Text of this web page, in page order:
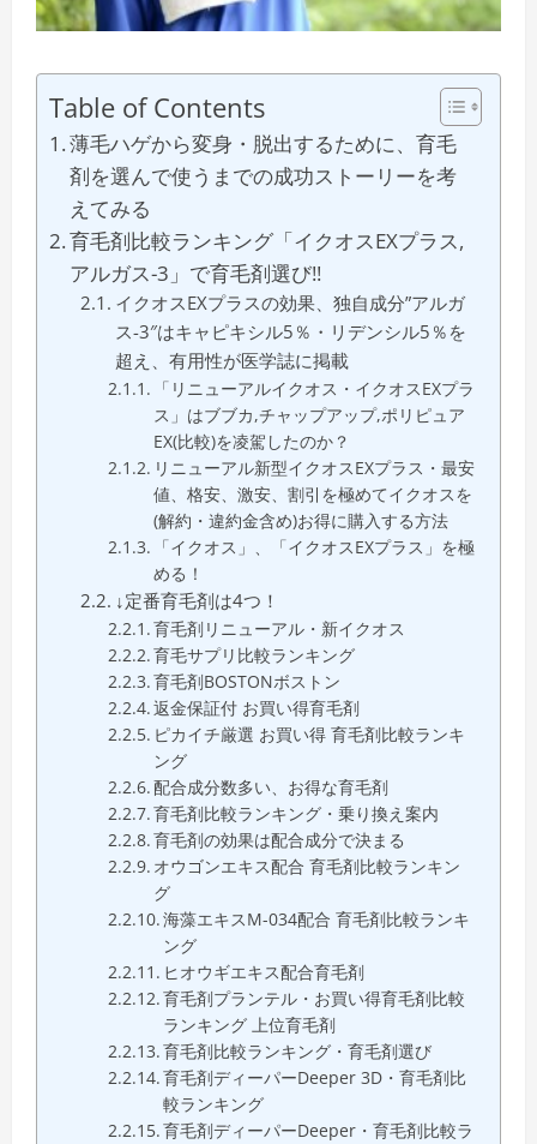
Table of Contents
薄毛ハゲから変身・脱出するために、育毛
剤を選んで使うまでの成功ストーリーを考
えてみる
育毛剤比較ランキング「イクオスEXプラス,
アルガス-3」で育毛剤選び!!
イクオスEXプラスの効果、独自成分”アルガ
ス-3″はキャピキシル5％・リデンシル5％を
超え、有用性が医学誌に掲載
「リニューアルイクオス・イクオスEXプラ
ス」はブブカ,チャップアップ,ポリピュア
EX(比較)を凌駕したのか？
リニューアル新型イクオスEXプラス・最安
値、格安、激安、割引を極めてイクオスを
(解約・違約金含め)お得に購入する方法
「イクオス」、「イクオスEXプラス」を極
める！
↓定番育毛剤は4つ！
育毛剤リニューアル・新イクオス
育毛サプリ比較ランキング
育毛剤BOSTONボストン
返金保証付 お買い得育毛剤
ピカイチ厳選 お買い得 育毛剤比較ランキ
ング
配合成分数多い、お得な育毛剤
育毛剤比較ランキング・乗り換え案内
育毛剤の効果は配合成分で決まる
オウゴンエキス配合 育毛剤比較ランキン
グ
海藻エキスM-034配合 育毛剤比較ランキ
ング
ヒオウギエキス配合育毛剤
育毛剤プランテル・お買い得育毛剤比較
ランキング 上位育毛剤
育毛剤比較ランキング・育毛剤選び
育毛剤ディーパーDeeper 3D・育毛剤比
較ランキング
育毛剤ディーパーDeeper・育毛剤比較ラ